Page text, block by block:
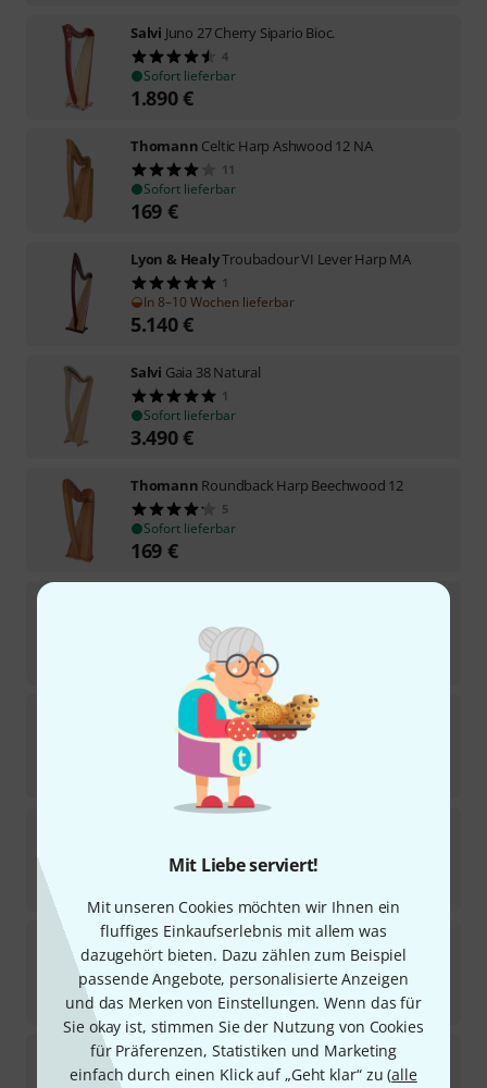
Mit Liebe serviert!
Mit unseren Cookies möchten wir Ihnen ein
fluffiges Einkaufserlebnis mit allem was
dazugehört bieten. Dazu zählen zum Beispiel
passende Angebote, personalisierte Anzeigen
und das Merken von Einstellungen. Wenn das für
Sie okay ist, stimmen Sie der Nutzung von Cookies
für Präferenzen, Statistiken und Marketing
einfach durch einen Klick auf „Geht klar“ zu (alle
Salvi Juno 27 Cherry Sipario Bioc.
4
Sofort lieferbar
1.890€
Thomann Celtic Harp Ashwood 12 NA
11
Sofort lieferbar
169 €
Lyon & HealyTroubadour VI Lever Harp MA
1
In 8–10 Wochen lieferbar
5.140€
Salvi Gaia 38 Natural
1
Sofort lieferbar
3.490€
Thomann Roundback Harp Beechwood 12
5
Sofort lieferbar
169 €
Sofort lieferbar
Thomann SQB Celtic Harp Beech 24 Str
6
Sofort lieferbar
Sofort lieferbar
Salvi Juno 27 Red Sipario Biocarbon
Sofort lieferbar
1.890 €
Lyon & HealyOgden Lever Harp 34 Str. MA